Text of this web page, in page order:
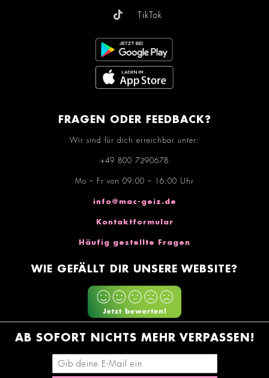
TikTok
FRAGEN ODER FEEDBACK?
Wir sind für dich erreichbar unter:
+49 800 7290678
Mo – Fr von 09:00 – 16:00 Uhr
info@mac-geiz.de
Kontaktformular
Häufig gestellte Fragen
WIE GEFÄLLT DIR UNSERE WEBSITE?
AB SOFORT NICHTS MEHR VERPASSEN!
E-Mail-Adresse eingeben